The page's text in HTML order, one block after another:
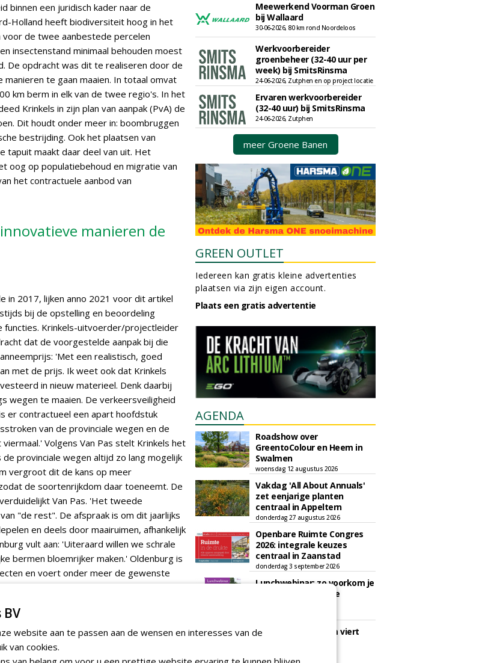
binnen een juridisch kader naar de
Holland heeft biodiversiteit hoog in het
voor de twee aanbestede percelen
insectenstand minimaal behouden moest
De opdracht was dit te realiseren door de
te gaan maaien. In totaal omvat
km berm in elk van de twee regio's. In het
Krinkels in zijn plan van aanpak (PvA) de
Dit houdt onder meer in: boombruggen
bestrijding. Ook het plaatsen van
tapuit maakt daar deel van uit. Het
oog op populatiebehoud en migratie van
het contractuele aanbod van
manieren de
in 2017, lijken anno 2021 voor dit artikel
bij de opstelling en beoordeling
functies. Krinkels-uitvoerder/projectleider
dat de voorgestelde aanpak bij die
'Met een realistisch, goed
met de prijs. Ik weet ook dat Krinkels
in nieuw materieel. Denk daarbij
wegen te maaien. De verkeersveiligheid
er contractueel een apart hoofdstuk
van de provinciale wegen en de
Volgens Van Pas stelt Krinkels het
provinciale wegen altijd zo lang mogelijk
vergroot dit de kans op meer
de soortenrijkdom daar toeneemt. De
Van Pas. 'Het tweede
"de rest". De afspraak is om dit jaarlijks
en deels door maairuimen, afhankelijk
vult aan: 'Uiteraard willen we schrale
bermen bloemrijker maken.' Oldenburg is
en voert onder meer de gewenste
afspraak dit door een extern bureau te
de twee gebieden inmiddels heel goed.
op basis van onze eigen monitoring.'
worden in
Meewerkend Voorman Groen
bij Wallaard
30-06-2026, 80 km rond Noordeloos
Werkvoorbereider
groenbeheer (32-40 uur per
week) bij SmitsRinsma
24-06-2026, Zutphen en op project locatie
Ervaren werkvoorbereider
(32-40 uur) bij SmitsRinsma
24-06-2026, Zutphen
meer Groene Banen
GREEN OUTLET
Iedereen kan gratis kleine advertenties
plaatsen via zijn eigen account.
Plaats een gratis advertentie
AGENDA
Roadshow over
GreentoColour en Heem in
Swalmen
woensdag 12 augustus 2026
Vakdag 'All About Annuals'
zet eenjarige planten
centraal in Appeltern
donderdag 27 augustus 2026
Openbare Ruimte Congres
2026: integrale keuzes
centraal in Zaanstad
donderdag 3 september 2026
Lunchwebinar: zo voorkom je
dat natuurinclusieve
Rooftop Symposium viert
BV
website aan te passen aan de wensen en interesses van de
van cookies.